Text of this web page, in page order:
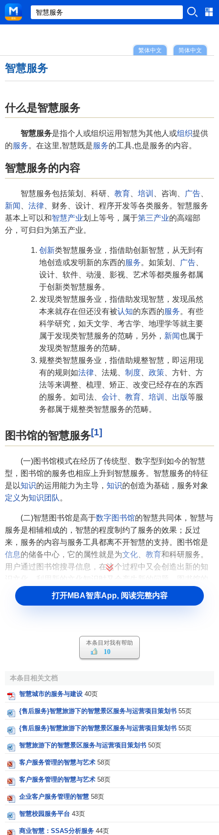
简体中文
繁体中文
智慧服务
什么是智慧服务
智慧服务是指个人或组织运用智慧为其他人或组织提供
的服务。在这里,智慧既是服务的工具,也是服务的内容。
智慧服务的内容
智慧服务包括策划、科研、 教育 培训 、咨询、 广告
新闻
法律 、财务、设计、程序开发等各类服务。智慧服务
基本上可以和智慧产业划上等号，属于第三产业的高端部
分，可归归为第五产业。
创新类智慧服务业，指借助创新智慧，从无到有
地创造或发明新的东西的服务。如策划、 广告
设计、软件、动漫、影视、艺术等都类服务都属
于创新类智慧服务。
发现类智慧服务业，指借助发现智慧，发现虽然
本来就存在但还没有被认知的东西的服务。有些
科学研究，如天文学、考古学、地理学等就主要
属于发现类智慧服务的范畴，另外， 新闻也属于
发现类智慧服务的范畴。
规整类智慧服务业，指借助规整智慧，即运用现
有的规则如法律 、法规、 制度 政策 、方针、方
法等来调整、梳理、矫正、改变已经存在的东西
的服务。如司法、 会计 教育 培训 出版等服
务都属于规整类智慧服务的范畴。
图书馆的智慧服务[1]
(一)图书馆模式在经历了传统型、数字型到如今的智慧
型，图书馆的服务也相应上升到智慧服务。智慧服务的特征
是以知识的运用能力为主导， 知识的创造为基础，服务对象
定义 为知识团队 。
(二)智慧图书馆是高于数字图书馆的智慧共同体，智慧与
服务是相辅相成的，智慧的程度制约了服务的效果；反过
来，服务的内容与服务工具都离不开智慧的支持。图书馆是
信息的储备中心，它的属性就是为文化 教育和科研服务。
用户通过图书馆搜寻信息，在这个过程中又会创造出新的知
智慧服务是在创造与创新并生的情况下，形成增值的
知识产
，并且将
馆馆员的智慧。智慧图书馆的一个重要组成部分就是技术硬
件，这由图书馆馆员来操控，图书馆馆员是智慧图书馆的第
一梯队，智慧馆员的专业知识、工作状态、多元化
(四)智慧服务带来了创新思维
出的不是书而是真人，他们的年龄、性别以及文化背景各不
相同，可以是知名专家学者，也可以是具有专业技能的特长
人才，用户可以与他们沟通交流，获取需要的
国内，从2008年开始，各地图书馆陆续开展了Human
Library借阅活动，这不仅仅是一种借阅活动，更是一种崭新
的服务模式。
相关条目
智慧型酒店
打开MBA智库App, 阅读完整内容
本条目对我有帮助
10
本条目相关文档
智慧城市的服务与建设 40页
{售后服务}智慧旅游下的智慧景区服务与运营项目策划书 55页
{售后服务}智慧旅游下的智慧景区服务与运营项目策划书 55页
智慧旅游下的智慧景区服务与运营项目策划书 50页
客户服务管理的智慧与艺术 58页
客户服务管理的智慧与艺术 58页
企业客户服务管理的智慧 58页
智慧校园服务平台 43页
商业智慧：SSAS分析服务 44页